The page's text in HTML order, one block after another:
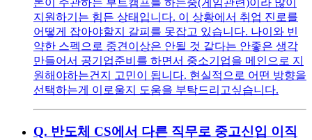
지원하기는 힘든 상태입니다. 이 상황에서 취업 진로를
어떻게 잡아야할지 갈피를 못잡고 있습니다. 나이와 빈
약한 스펙으로 중견이상은 안될 것 같다는 안좋은 생각
만들어서 공기업준비를 하면서 중소기업을 메인으로 지
원해야하는건지 고민이 됩니다. 현실적으로 어떤 방향을
선택하는게 이로울지 도움을 부탁드리고싶습니다.
Q. 반도체 CS에서 다른 직무로 중고신입 이직